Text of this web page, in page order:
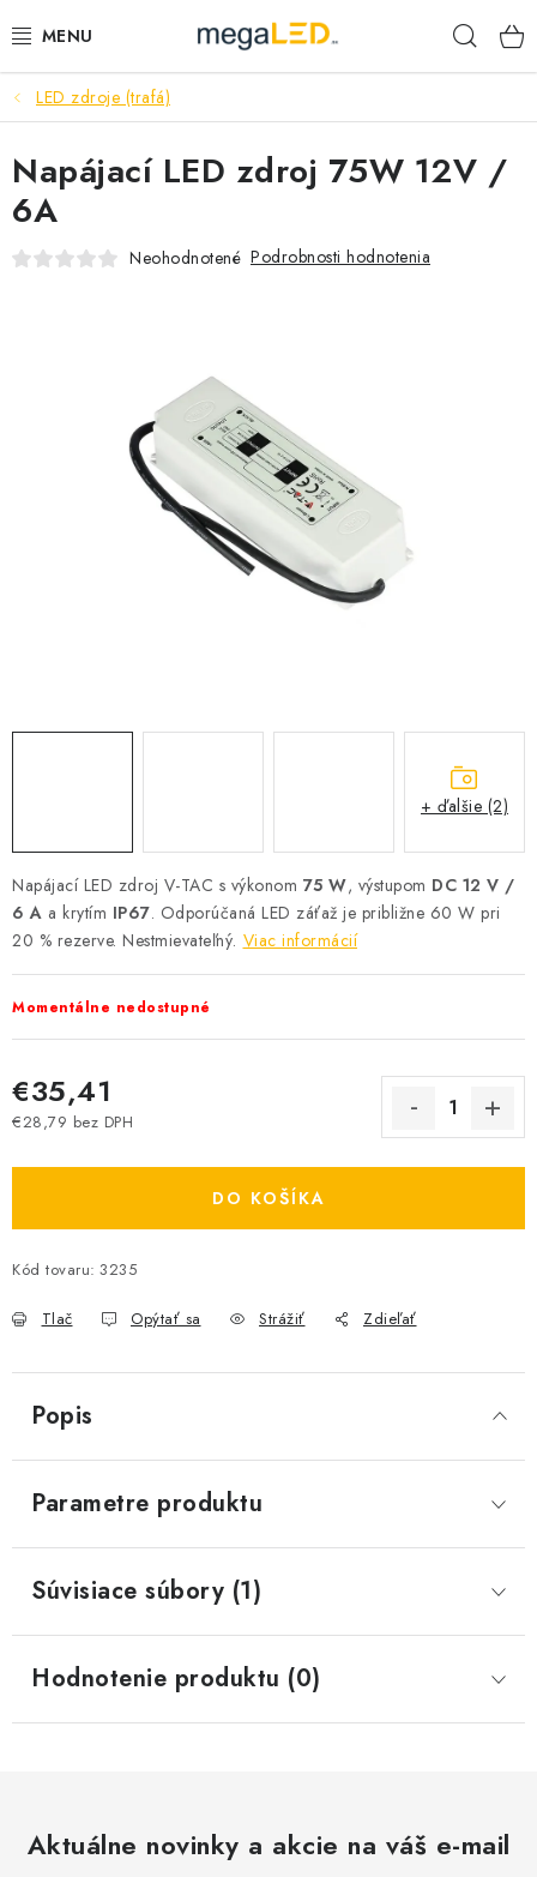
na
PRIEMYSEL
SVIETIDLÁ
ŽIAROVKY A TRUBICE
SAMSUNG SVIETIDLÁ
SEZÓNNE VÝPREDAJE POĽNOPOTREBY
OBCHODNÉ PODMIENKY
O NÁS - MEGALED & JANTON ZÁKAMENNÉ
Reklamácie a formulár na odstúpenie od zmluvy
Podmienky ochrany osobných údajov
LED zdroje (trafá)
Napájací LED zdroj V-TAC s výkonom 75 W, výstupom DC 12 V /
6 A a krytím IP67. Odporúčaná LED záťaž je približne 60 W pri
20 % rezerve. Nestmievateľný. Viac informácií
Momentálne nedostupné
€35,41
€28,79 bez DPH
DO KOŠÍKA
Kód tovaru: 3235
Tlač Opýtať sa Strážiť Zdieľať
Napájací LED zdroj 75W 12V /
6A
Neohodnotené Podrobnosti hodnotenia
+ ďalšie (2)
Popis
Parametre produktu
Súvisiace súbory (1)
Hodnotenie produktu (0)
Aktuálne novinky a akcie na váš e-mail